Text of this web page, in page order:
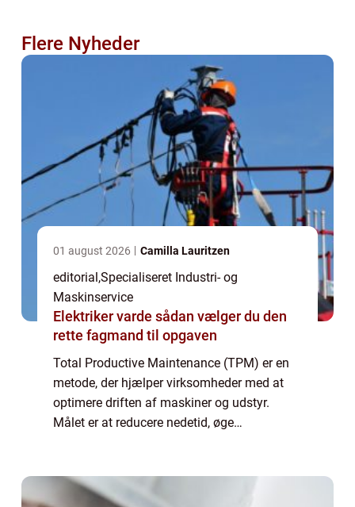
Flere Nyheder
01 august 2026 Camilla Lauritzen
editorial,Specialiseret Industri- og
Maskinservice
Elektriker varde sådan vælger du den
rette fagmand til opgaven
Total Productive Maintenance (TPM) er en
metode, der hjælper virksomheder med at
optimere driften af maskiner og udstyr.
Målet er at reducere nedetid, øge